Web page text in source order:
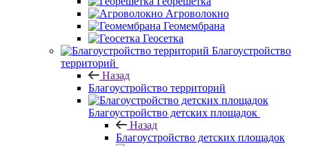
Агроволокно
Геомембрана
Геосетка
Благоустройство
территорий
Назад
Благоустройство территорий
Благоустройство детских площадок
Назад
Благоустройство детских площадок